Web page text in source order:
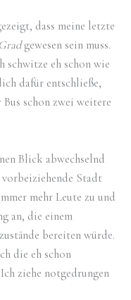
dass meine letzte
gewesen sein muss.
schwitze eh schon wie
dafür entschließe,
schon zwei weitere
Blick abwechselnd
Stadt
mehr Leute zu und
an, die einem
bereiten würde.
die eh schon
ziehe notgedrungen